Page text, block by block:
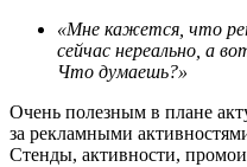
«Мне кажется, что
сейчас нереально, а
Что думаешь?»
Очень полезным в плане
за рекламными
Стенды, активности,